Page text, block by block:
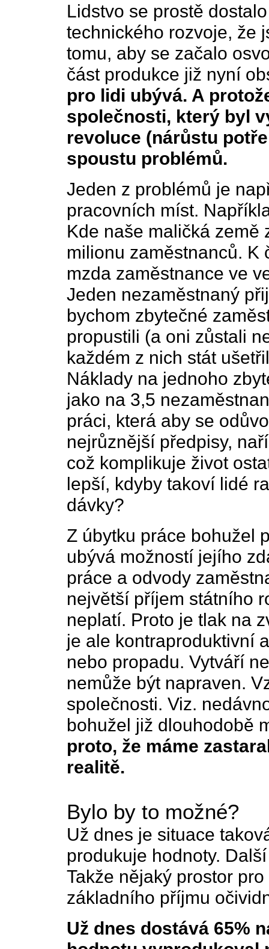
Lidstvo se prostě
technického rozvoje, že
tomu, aby se začalo
část produkce již nyní
pro lidi ubývá. A
společnosti, který byl
revoluce (nárůstu
spoustu problémů.
Jeden z problémů je
pracovních míst.
Kde naše maličká země
milionu zaměstnanců. K
mzda zaměstnance ve
Jeden nezaměstnaný
bychom zbytečné
propustili (a oni zůstali
každém z nich stát
Náklady na jednoho
jako na 3,5
práci, která aby se
nejrůznější předpisy,
což komplikuje život
lepší, kdyby takoví lidé
dávky?
Z úbytku práce bohužel
ubývá možností jejího
práce a odvody
největší příjem státního
neplatí. Proto je tlak na
je ale kontraproduktivní
nebo propadu. Vytváří
nemůže být napraven.
společnosti. Viz.
bohužel již dlouhodobě
proto, že máme
realitě.
Bylo by to možné?
Už dnes je situace
produkuje hodnoty.
Takže nějaký prostor
základního příjmu
Už dnes dostává 65%